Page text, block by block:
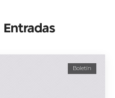
Entradas
Boletín